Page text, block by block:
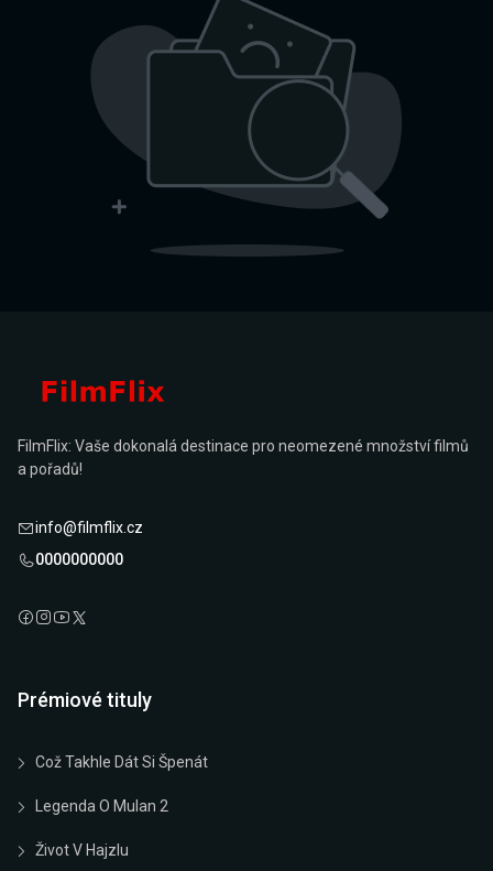
FilmFlix: Vaše dokonalá destinace pro neomezené množství filmů
a pořadů!
info@filmflix.cz
0000000000
Prémiové tituly
Což Takhle Dát Si Špenát
Legenda O Mulan 2
Život V Hajzlu